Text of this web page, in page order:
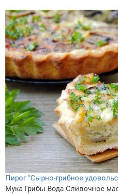
Пирог "Сырно-грибное
Мука Грибы Вода Сливочное